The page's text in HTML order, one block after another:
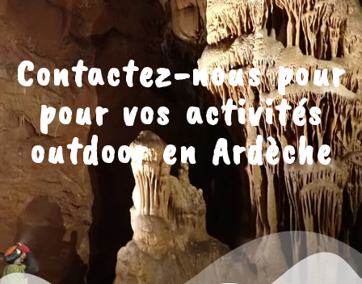
Contactez-nous pour
pour vos activités
outdoor en Ardèche